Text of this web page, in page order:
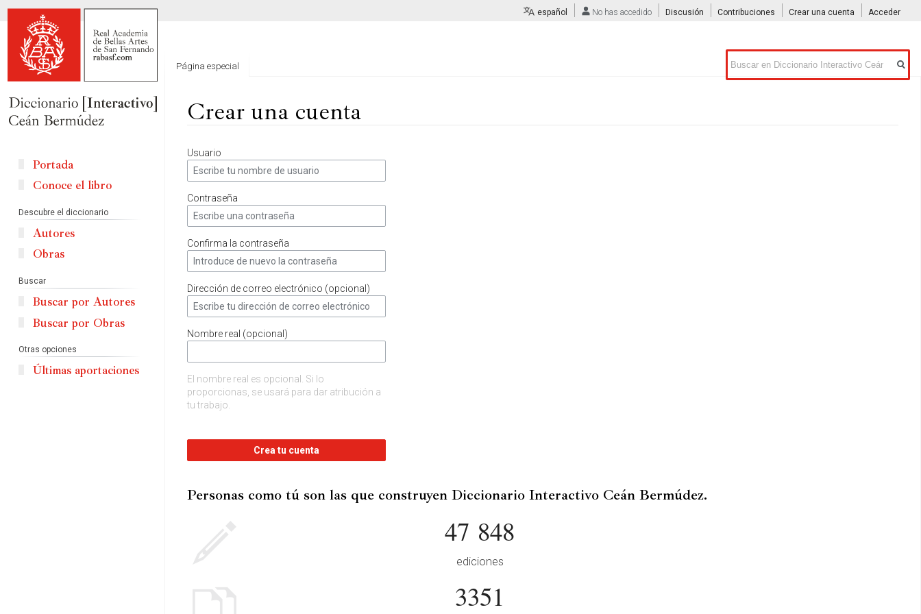
Crear una cuenta
a
la
a
la
Usuario
Contraseña
Confirma la contraseña
Dirección de correo electrónico (opcional)
Nombre real (opcional)
El nombre real es opcional. Si lo
proporcionas, se usará para dar atribución a
tu trabajo.
Crea tu cuenta
Personas como tú son las que construyen Diccionario Interactivo Ceán Bermúdez.
47 848
ediciones
3351
español No has accedido Discusión Contribuciones Crear una cuenta Acceder
Página especial
Buscar
Portada
Conoce el libro
Descubre el diccionario
Autores
Obras
Buscar
Buscar por Autores
Buscar por Obras
Otras opciones
Últimas aportaciones